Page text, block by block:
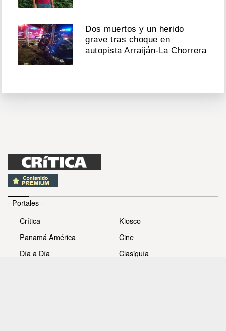
Dos muertos y un herido
grave tras choque en
autopista Arraiján-La Chorrera
- Portales -
Crítica
Panamá América
Día a Día
Kiosco
Cine
Clasiguía